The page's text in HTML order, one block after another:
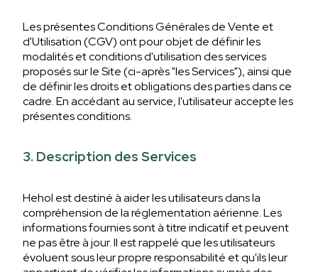
Les présentes Conditions Générales de Vente et
d'Utilisation (CGV) ont pour objet de définir les
modalités et conditions d'utilisation des services
proposés sur le Site (ci-après "les Services"), ainsi que
de définir les droits et obligations des parties dans ce
cadre. En accédant au service, l'utilisateur accepte les
présentes conditions.
3. Description des Services
Hehol est destiné à aider les utilisateurs dans la
compréhension de la réglementation aérienne. Les
informations fournies sont à titre indicatif et peuvent
ne pas être à jour. Il est rappelé que les utilisateurs
évoluent sous leur propre responsabilité et qu'ils leur